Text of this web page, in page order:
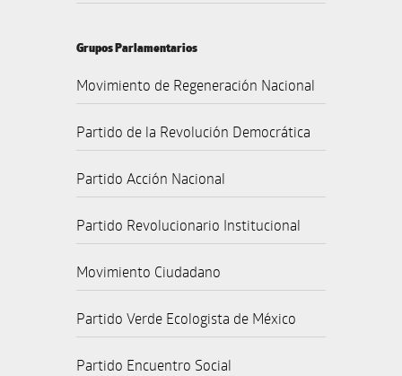
Grupos Parlamentarios
Movimiento de Regeneración Nacional
Partido de la Revolución Democrática
Partido Acción Nacional
Partido Revolucionario Institucional
Movimiento Ciudadano
Partido Verde Ecologista de México
Partido Encuentro Social